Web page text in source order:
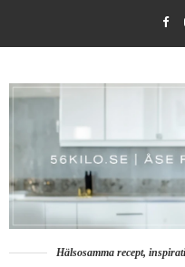
Hälsosamma recept,